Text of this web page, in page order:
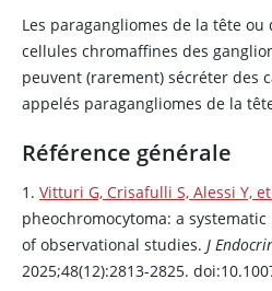
Les paragangliomes de la tête
cellules chromaffines des
peuvent (rarement) sécréter des
appelés paragangliomes de la
Référence générale
1. Vitturi G, Crisafulli S, Alessi Y,
pheochromocytoma: a
of observational studies. J
2025;48(12):2813-2825.